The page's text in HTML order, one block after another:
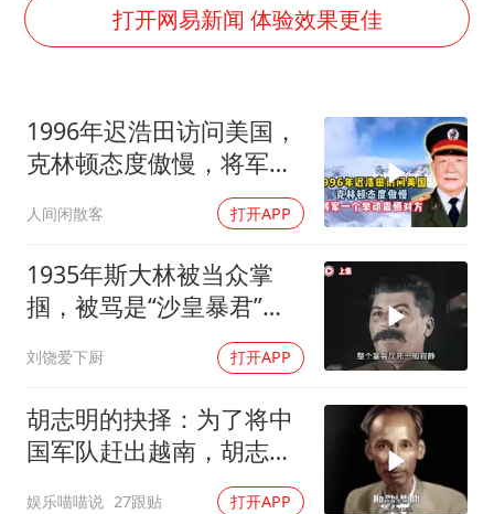
要给全体职工“应休尽休”的底气
空调发明出来竟然不是为了给人降温
中国经济展现强大韧性和活力
打开网易新闻 体验效果更佳
1996年迟浩田访问美国，
克林顿态度傲慢，将军一
人间闲散客 打开APP
1935年斯大林被当众掌
掴，被骂是“沙皇暴君”，
一年后此人秘密消失
刘饶爱下厨 打开APP
胡志明的抉择：为了将中
国军队赶出越南，胡志明
娱乐喵喵说 27跟贴 打开APP